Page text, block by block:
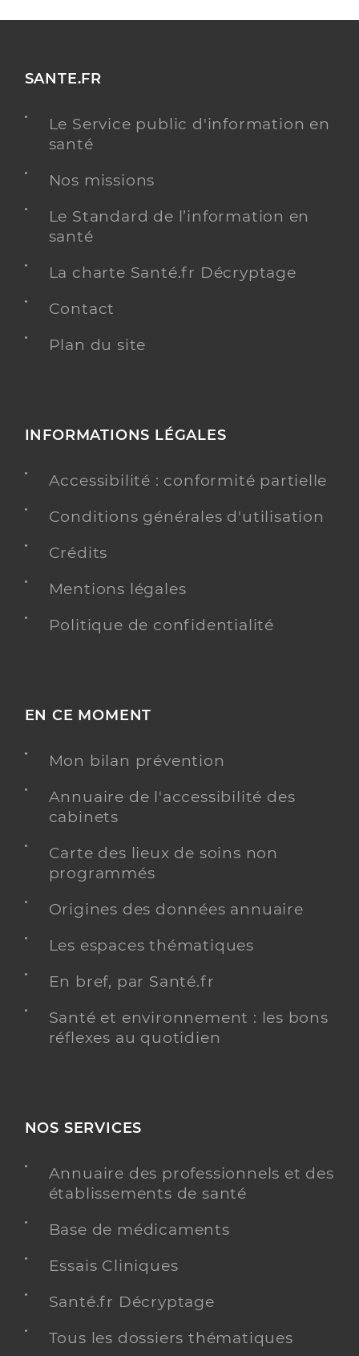
SANTE.FR
Le Service public d'information en
santé
Nos missions
Le Standard de l’information en
santé
La charte Santé.fr Décryptage
Contact
Plan du site
INFORMATIONS LÉGALES
Accessibilité : conformité partielle
Conditions générales d'utilisation
Crédits
Mentions légales
Politique de confidentialité
EN CE MOMENT
Mon bilan prévention
Annuaire de l'accessibilité des
cabinets
Carte des lieux de soins non
programmés
Origines des données annuaire
Les espaces thématiques
En bref, par Santé.fr
Santé et environnement : les bons
réflexes au quotidien
NOS SERVICES
Annuaire des professionnels et des
établissements de santé
Base de médicaments
Essais Cliniques
Santé.fr Décryptage
Tous les dossiers thématiques